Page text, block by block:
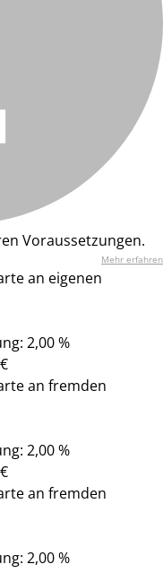
Voraussetzungen.
Mehr erfahren
an eigenen
2,00 %
an fremden
2,00 %
an fremden
2,00 %